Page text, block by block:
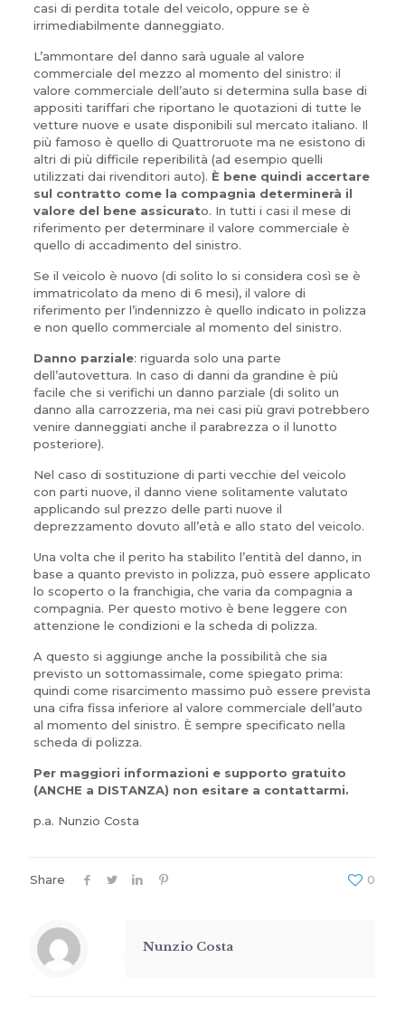
casi di perdita totale del veicolo, oppure se è
irrimediabilmente danneggiato.
L’ammontare del danno sarà uguale al valore
commerciale del mezzo al momento del sinistro: il
valore commerciale dell’auto si determina sulla base di
appositi tariffari che riportano le quotazioni di tutte le
vetture nuove e usate disponibili sul mercato italiano. Il
più famoso è quello di Quattroruote ma ne esistono di
altri di più difficile reperibilità (ad esempio quelli
utilizzati dai rivenditori auto). È bene quindi accertare
sul contratto come la compagnia determinerà il
valore del bene assicurato. In tutti i casi il mese di
riferimento per determinare il valore commerciale è
quello di accadimento del sinistro.
Se il veicolo è nuovo (di solito lo si considera così se è
immatricolato da meno di 6 mesi), il valore di
riferimento per l’indennizzo è quello indicato in polizza
e non quello commerciale al momento del sinistro.
Danno parziale: riguarda solo una parte
dell’autovettura. In caso di danni da grandine è più
facile che si verifichi un danno parziale (di solito un
danno alla carrozzeria, ma nei casi più gravi potrebbero
venire danneggiati anche il parabrezza o il lunotto
posteriore).
Nel caso di sostituzione di parti vecchie del veicolo
con parti nuove, il danno viene solitamente valutato
applicando sul prezzo delle parti nuove il
deprezzamento dovuto all’età e allo stato del veicolo.
Una volta che il perito ha stabilito l’entità del danno, in
base a quanto previsto in polizza, può essere applicato
lo scoperto o la franchigia, che varia da compagnia a
compagnia. Per questo motivo è bene leggere con
attenzione le condizioni e la scheda di polizza.
A questo si aggiunge anche la possibilità che sia
previsto un sottomassimale, come spiegato prima:
quindi come risarcimento massimo può essere prevista
una cifra fissa inferiore al valore commerciale dell’auto
al momento del sinistro. È sempre specificato nella
scheda di polizza.
Per maggiori informazioni e supporto gratuito
(ANCHE a DISTANZA) non esitare a contattarmi.
p.a. Nunzio Costa
Share 0
Nunzio Costa